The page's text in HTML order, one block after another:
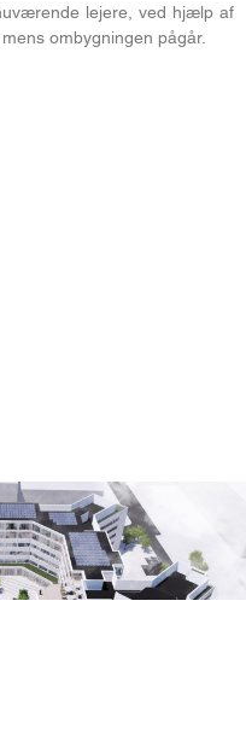
lejere, ved hjælp af
ombygningen pågår.